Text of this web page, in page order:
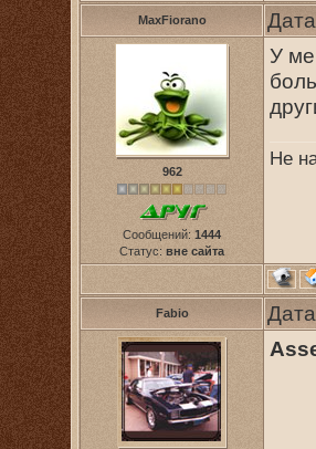
MaxFiorano
962
Сообщений: 1444
Статус: вне сайта
У
Не
Fabio